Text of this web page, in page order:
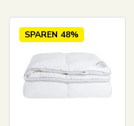
SPAREN 48%